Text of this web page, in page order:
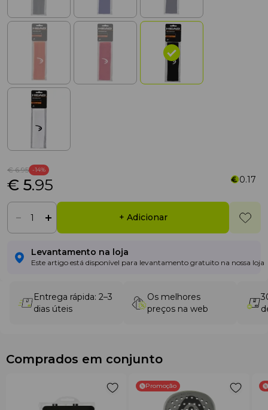
€ 6.95 -14%
€ 5.95 0.17
+ Adicionar
Levantamento na loja
Este artigo está disponível para levantamento gratuito na nossa loja
Entrega rápida: 2–3
dias úteis
Os melhores
preços na web
Comprados em conjunto
Promoção